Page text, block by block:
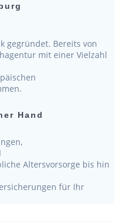
gegründet. Bereits von
mit einer Vielzahl
Hand
Altersvorsorge bis hin
für Ihr